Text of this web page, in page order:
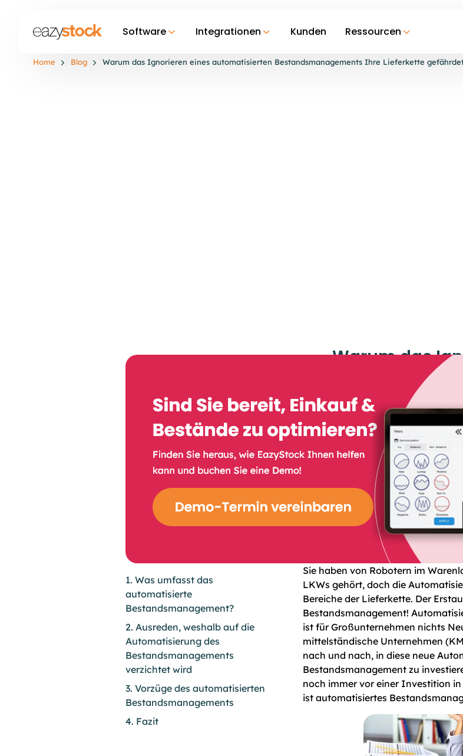
Software Integrationen Kunden Ressourcen
Home Blog Warum das Ignorieren eines automatisierten Bestandsmanagements Ihre Lieferkette
1. Was umfasst das
automatisierte
Bestandsmanagement?
2. Ausreden, weshalb auf die
Automatisierung des
Bestandsmanagements
verzichtet wird
3. Vorzüge des automatisierten
Bestandsmanagements
4. Fazit
Warum das
Lieferkette
März 12, 2021 Dr Peter
Was umfasst das
Sie haben von Robotern im
LKWs gehört, doch die
Bereiche der Lieferkette. Der
Bestandsmanagement!
ist für Großunternehmen nichts
mittelständische Unternehmen
nach und nach, in diese neue
Bestandsmanagement zu
noch immer vor einer Investition in
ist automatisiertes